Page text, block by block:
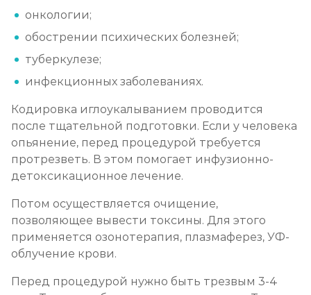
онкологии;
обострении психических болезней;
туберкулезе;
инфекционных заболеваниях.
Кодировка иглоукалыванием проводится
после тщательной подготовки. Если у человека
опьянение, перед процедурой требуется
протрезветь. В этом помогает инфузионно-
детоксикационное лечение.
Потом осуществляется очищение,
позволяющее вывести токсины. Для этого
применяется озонотерапия, плазмаферез, УФ-
облучение крови.
Перед процедурой нужно быть трезвым 3-4